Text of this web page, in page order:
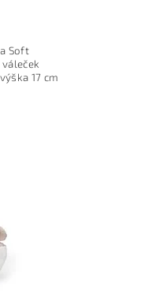
Soft
17 cm